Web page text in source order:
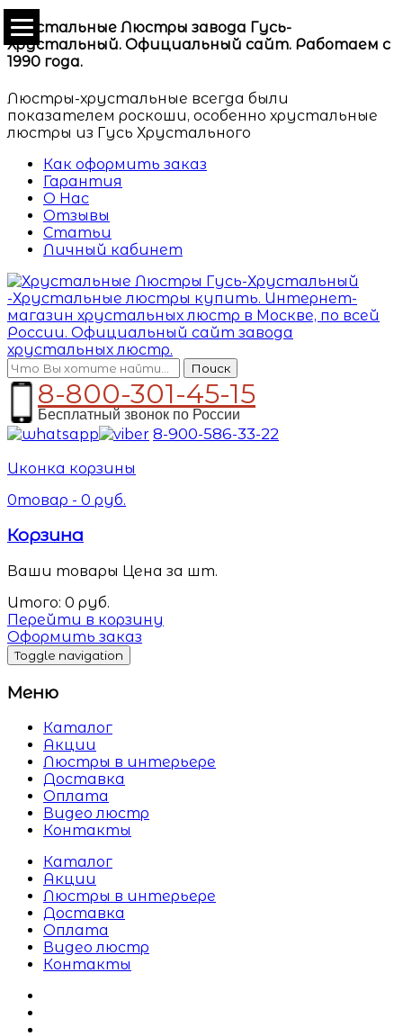
Хрустальные Люстры завода Гусь-
Хрустальный. Официальный сайт. Работаем с
1990 года.
Люстры-хрустальные всегда были
показателем роскоши, особенно хрустальные
люстры из Гусь Хрустального
Как оформить заказ
Гарантия
О Нас
Отзывы
Статьи
Личный кабинет
Поиск
8-800-301-45-15
Бесплатный звонок по России
8-900-586-33-22
Иконка корзины
0товар - 0 руб.
Корзина
Ваши товары Цена за шт.
Итого: 0 руб.
Перейти в корзину
Оформить заказ
Toggle navigation
Меню
Каталог
Акции
Люстры в интерьере
Доставка
Оплата
Видео люстр
Контакты
Каталог
Акции
Люстры в интерьере
Доставка
Оплата
Видео люстр
Контакты